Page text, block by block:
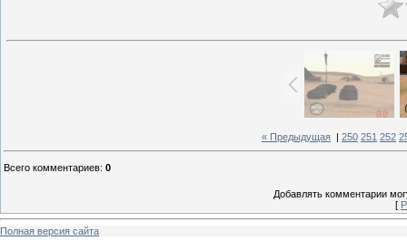
« Предыдущая 250 251 252
Всего комментариев: 0
Добавлять комментарии
[
Полная версия сайта